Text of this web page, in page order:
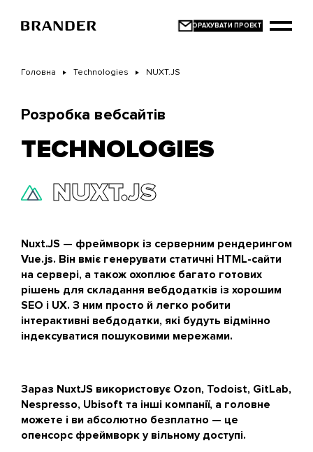
основного
Головна Technologies NUXT.JS
Розробка вебсайтів
TECHNOLOGIES
NUXT.JS
Nuxt.JS — фреймворк із серверним рендерингом
Vue.js. Він вміє генерувати статичні HTML-сайти
на сервері, а також охоплює багато готових
рішень для складання вебдодатків із хорошим
SEO і UX. З ним просто й легко робити
інтерактивні вебдодатки, які будуть відмінно
індексуватися пошуковими мережами.
Зараз NuxtJS використовує Ozon, Todoist, GitLab,
Nespresso, Ubisoft та інші компанії, а головне
можете і ви абсолютно безплатно — це
опенсорс фреймворк у вільному доступі.